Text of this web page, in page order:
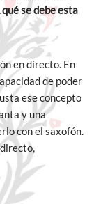
qué se debe esta
en directo. En
de poder
ese concepto
y una
con el saxofón.